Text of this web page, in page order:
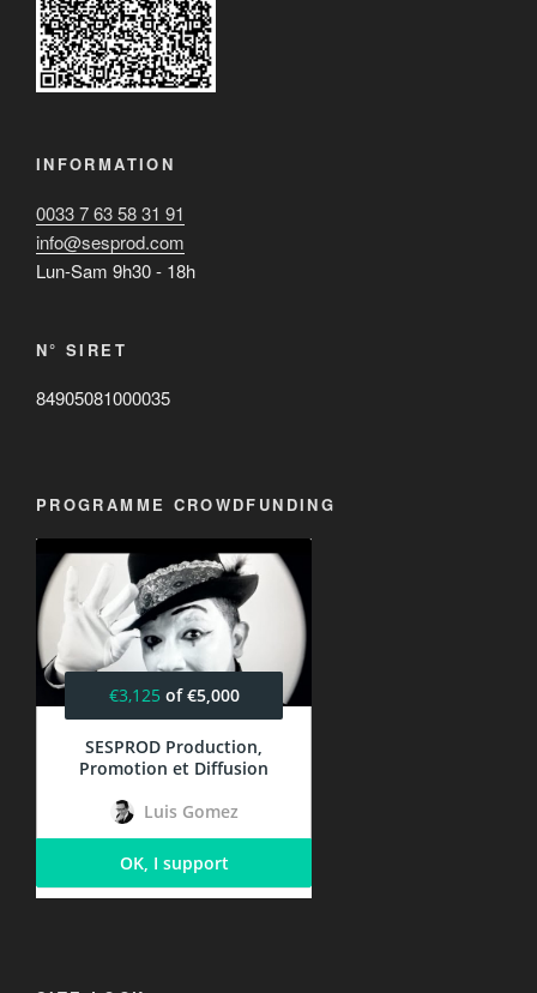
INFORMATION
0033 7 63 58 31 91
info@sesprod.com
Lun-Sam 9h30 - 18h
N° SIRET
84905081000035
PROGRAMME CROWDFUNDING